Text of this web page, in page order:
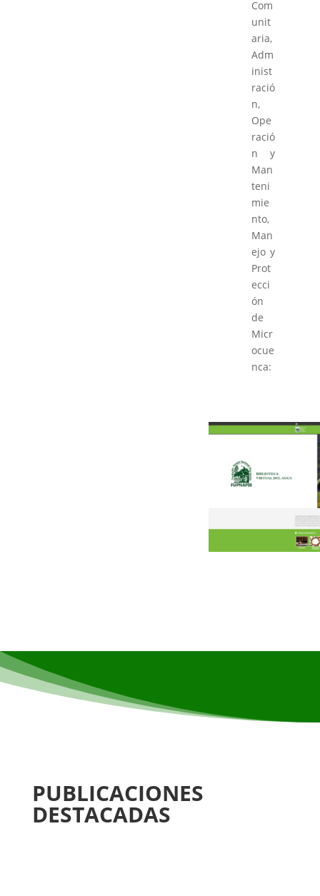
Com
unit
aria,
Adm
inist
ració
n,
Ope
ració
n y
Man
teni
mie
nto,
Man
ejo y
Prot
ecci
ón
de
Micr
ocue
nca:
PUBLICACIONES
DESTACADAS